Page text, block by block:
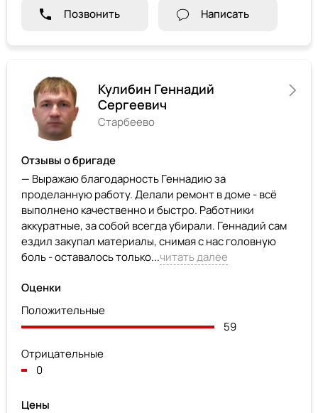
Позвонить Написать
Кулибин Геннадий
Сергеевич
Старбеево
Отзывы о бригаде
— Выражаю благодарность Геннадию за
проделанную работу. Делали ремонт в доме - всё
выполнено качественно и быстро. Работники
аккуратные, за собой всегда убирали. Геннадий сам
ездил закупал материалы, снимая с нас головную
боль - оставалось только...читать далее
Оценки
Положительные
59
Отрицательные
0
Цены